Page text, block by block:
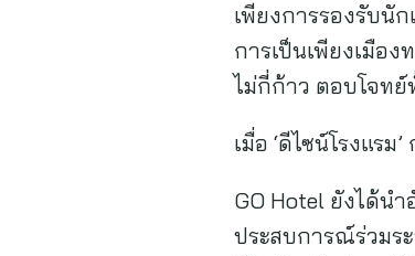
เพียงการรองรับนั
การเป็นเพียงเมือ
ไม่กี่ก้าว ตอบโจท
เมื่อ ‘ดีไซน์โรงแร
GO Hotel ยังได้น
ประสบการณ์ร่วมร